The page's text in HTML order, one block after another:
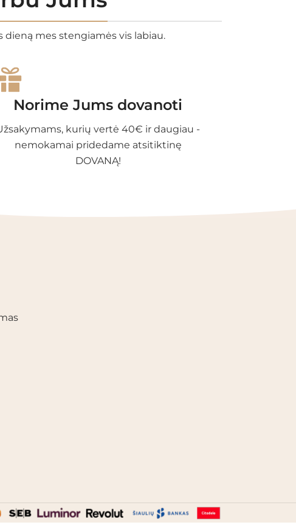
dieną mes stengiamės vis labiau.
Norime Jums dovanoti
kurių vertė 40€ ir daugiau -
nemokamai pridedame atsitiktinę
DOVANĄ!